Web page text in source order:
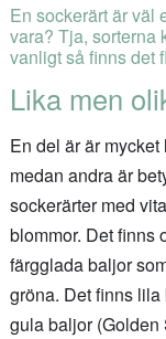
En sockerärt är väl
vara? Tja,
vanligt så finns det
Lika men
En del är är
medan andra är
sockerärter med
blommor. Det finns
färgglada baljor
gröna. Det finns
gula baljor (Golden